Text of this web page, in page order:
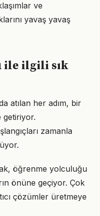
ve
yavaş yavaş
ile ilgili sık
atılan her adım, bir
getiriyor.
zamanla
öğrenme yolculuğu
önüne geçiyor. Çok
çözümler üretmeye